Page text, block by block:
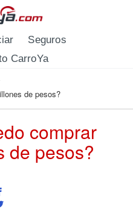
Seguros
CarroYa
de pesos?
comprar
de pesos?